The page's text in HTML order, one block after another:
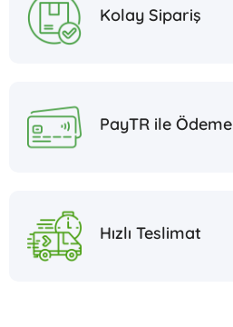
Kolay Sipariş
PayTR ile Ödeme
Hızlı Teslimat